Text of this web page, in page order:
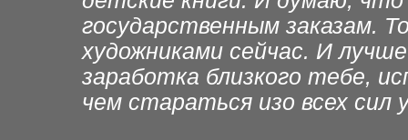
государственным заказам.
художниками сейчас. И
заработка близкого тебе,
чем стараться изо всех сил